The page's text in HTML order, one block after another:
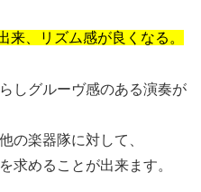
来、リズム感が良くなる。
しグルーヴ感のある演奏が
の楽器隊に対して、
求めることが出来ます。